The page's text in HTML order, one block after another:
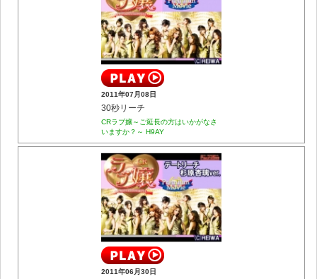
2011年07月08日
30秒リーチ
CRラブ嬢～ご延長の方はいかがなさ
いますか？～ H9AY
2011年06月30日